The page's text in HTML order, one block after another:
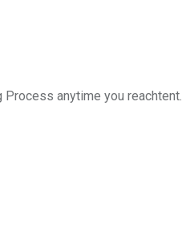
anytime you reachtent.